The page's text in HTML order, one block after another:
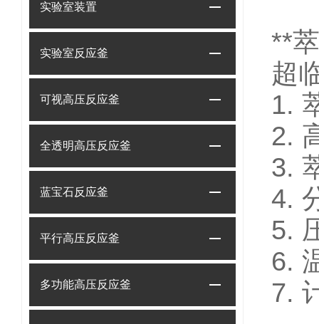
实验室装置
实验室反应釜
可视高压反应釜
全透明高压反应釜
蓝宝石反应釜
平行高压反应釜
多功能高压反应釜
**
超
1.
2.
3.
4.
5.
6.
7.